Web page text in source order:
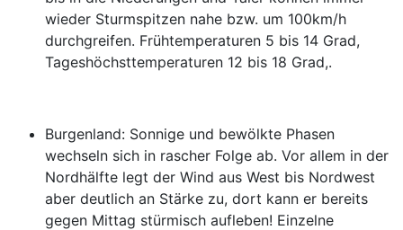
wieder Sturmspitzen nahe bzw. um 100km/h
durchgreifen. Frühtemperaturen 5 bis 14 Grad,
Tageshöchsttemperaturen 12 bis 18 Grad,.
Burgenland: Sonnige und bewölkte Phasen
wechseln sich in rascher Folge ab. Vor allem in der
Nordhälfte legt der Wind aus West bis Nordwest
aber deutlich an Stärke zu, dort kann er bereits
gegen Mittag stürmisch aufleben! Einzelne